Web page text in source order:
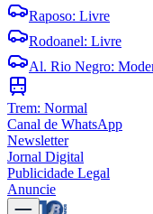
Raposo: Livre
Rodoanel: Livre
Al. Rio Negro:
Trem: Normal
Canal de WhatsApp
Newsletter
Jornal Digital
Publicidade Legal
Anuncie